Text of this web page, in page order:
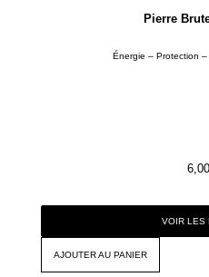
Pierre
Énergie – Protection
6,00
VOIR LES
AJOUTER AU PANIER